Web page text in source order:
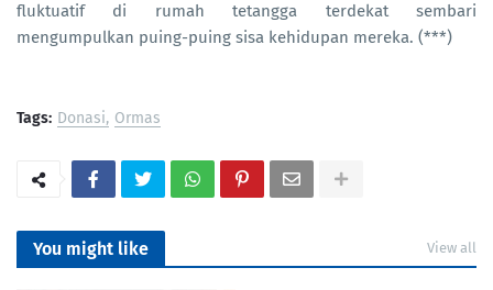
fluktuatif di rumah tetangga terdekat sembari
mengumpulkan puing-puing sisa kehidupan mereka. (***)
Tags: Donasi Ormas
You might like View all